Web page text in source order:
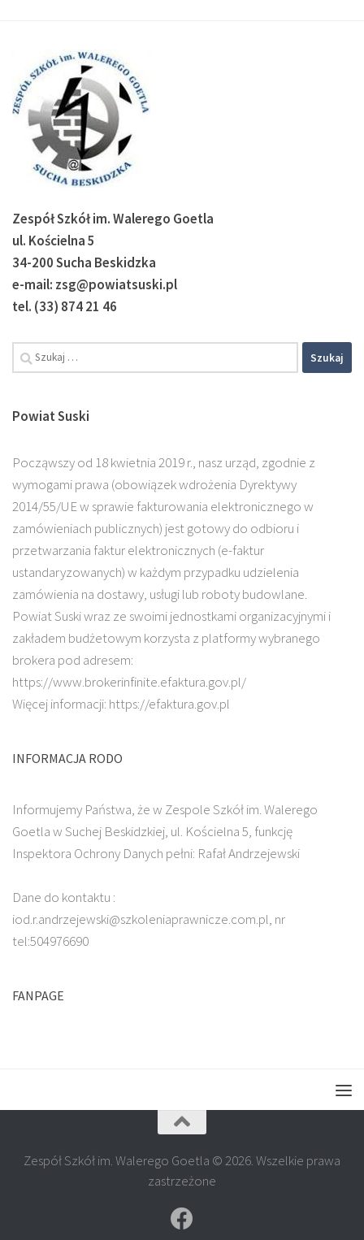
Zespół Szkół im. Walerego Goetla
ul. Kościelna 5
34-200 Sucha Beskidzka
e-mail: zsg@powiatsuski.pl
tel. (33) 874 21 46
Powiat Suski
Począwszy od 18 kwietnia 2019 r., nasz urząd, zgodnie z
wymogami prawa (obowiązek wdrożenia Dyrektywy
2014/55/UE w sprawie fakturowania elektronicznego w
zamówieniach publicznych) jest gotowy do odbioru i
przetwarzania faktur elektronicznych (e-faktur
ustandaryzowanych) w każdym przypadku udzielenia
zamówienia na dostawy, usługi lub roboty budowlane.
Powiat Suski wraz ze swoimi jednostkami organizacyjnymi i
zakładem budżetowym korzysta z platformy wybranego
brokera pod adresem:
https://www.brokerinfinite.efaktura.gov.pl/
Więcej informacji: https://efaktura.gov.pl
INFORMACJA RODO
Informujemy Państwa, że w Zespole Szkół im. Walerego
Goetla w Suchej Beskidzkiej, ul. Kościelna 5, funkcję
Inspektora Ochrony Danych pełni: Rafał Andrzejewski
Dane do kontaktu :
iod.r.andrzejewski@szkoleniaprawnicze.com.pl, nr
tel:504976690
FANPAGE
Zespół Szkół im. Walerego Goetla © 2026. Wszelkie prawa
zastrzeżone